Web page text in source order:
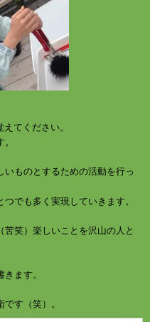
てください。
ものとするための活動を行っ
でも多く実現していきます。
笑）楽しいことを沢山の人と
ます。
す（笑）。